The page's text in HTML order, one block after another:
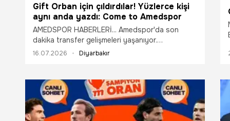
Gift Orban için çıldırdılar! Yüzlerce kişi
aynı anda yazdı: Come to Amedspor
AMEDSPOR HABERLERİ... Amedspor'da son
dakika transfer gelişmeleri yaşanıyor.
Amedspor'un transfer çalışmaları kapsamında
gündemine alması, Diyarbakır'da büyük bir yankı
uyandırdı.
16.07.2026 Diyarbakır